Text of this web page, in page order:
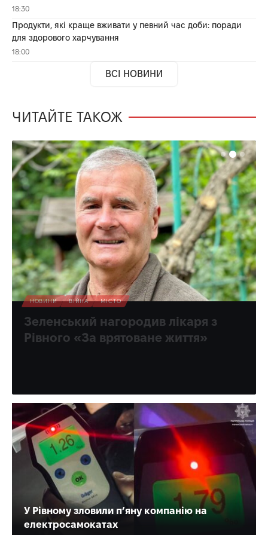
18:30
Продукти, які краще вживати у певний час доби: поради
для здорового харчування
18:00
ВСІ НОВИНИ
ЧИТАЙТЕ ТАКОЖ
НОВИНИ ВІЙНА МІСТО
Зеленський нагородив лікаря з
Рівного «За врятоване життя»
У Рівному зловили п’яну компанію на
електросамокатах